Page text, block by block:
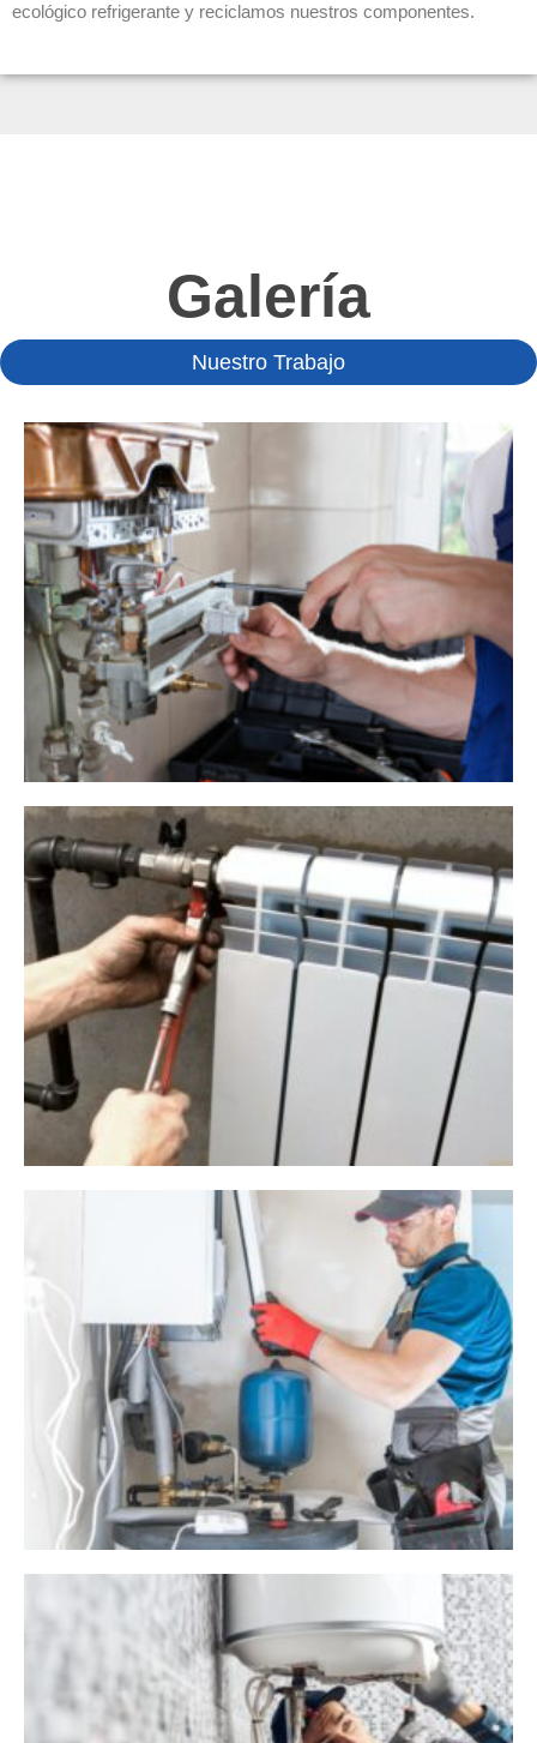
ecológico refrigerante y reciclamos nuestros componentes.
Galería
Nuestro Trabajo